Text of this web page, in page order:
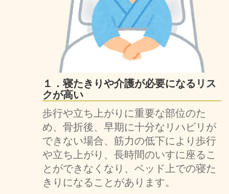
１．寝たきりや介護が必要になるリス
クが高い
歩行や立ち上がりに重要な部位のた
め、骨折後、早期に十分なリハビリが
できない場合、筋力の低下により歩行
や立ち上がり、長時間のいすに座るこ
とができなくなり、ベッド上での寝た
きりになることがあります。